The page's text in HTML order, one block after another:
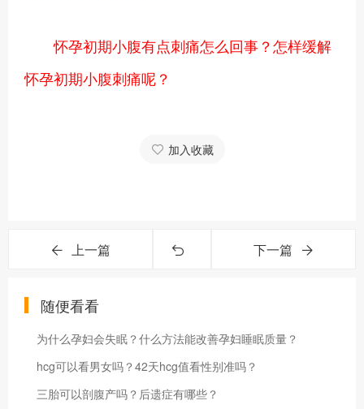
怀孕初期小腹有点刺痛怎么回事？怎样缓解
怀孕初期小腹刺痛呢？
加入收藏
上一篇 下一篇
随便看看
为什么孕妇会失眠？什么方法能改善孕妇睡眠质量？
hcg可以看男女吗？42天hcg值看性别准吗？
三胎可以剖腹产吗？后遗症有哪些？